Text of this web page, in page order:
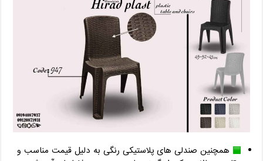
همچنین صندلی های پلاستیکی رنگی به دلیل قیمت مناسب و